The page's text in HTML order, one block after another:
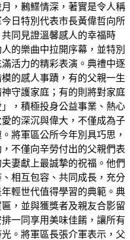
，鶼鰈情深，著實是令人稱
日特別代表市長黃偉哲向所
同見證溫馨感人的幸福時
的樂曲中拉開序幕，並特別
活力的精彩表演。典禮中逐
的感人事蹟，有的父親一生
守護家庭；有的則將對家庭
，積極投身公益事業、熱心
的深沉與偉大，不僅成為子
將軍區公所今年別具巧思，
不僅向辛勞付出的父親們表
妻獻上最誠摯的祝福。他們
相互包容、共同成長，充分
輕世代值得學習的典範。典
，並與獲獎者及親友合影留
一同享用美味佳餚，讓所有
。將軍區長張介軍表示，父